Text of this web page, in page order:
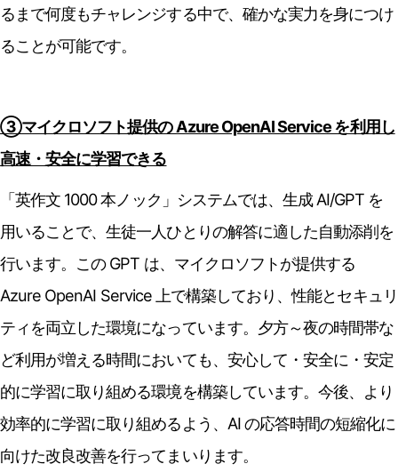
るまで何度もチャレンジする中で、確かな実力を身につけ
ることが可能です。
③マイクロソフト提供の Azure OpenAI Service を利用し
高速・安全に学習できる
「英作文 1000 本ノック」システムでは、生成 AI/GPT を
用いることで、生徒一人ひとりの解答に適した自動添削を
行います。この GPT は、マイクロソフトが提供する
Azure OpenAI Service 上で構築しており、性能とセキュリ
ティを両立した環境になっています。夕方～夜の時間帯な
ど利用が増える時間においても、安心して・安全に・安定
的に学習に取り組める環境を構築しています。今後、より
効率的に学習に取り組めるよう、AI の応答時間の短縮化に
向けた改良改善を行ってまいります。